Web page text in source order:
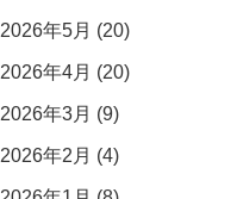
2026年5月 (20)
2026年4月 (20)
2026年3月 (9)
2026年2月 (4)